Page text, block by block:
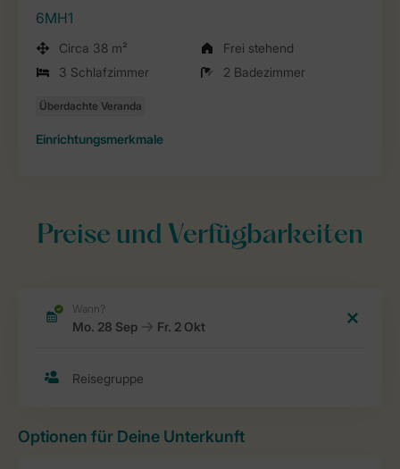
6MH1
Circa 38 m²
Frei stehend
3 Schlafzimmer
2 Badezimmer
Einrichtungsmerkmale
Preise und Verfügbarkeiten
Optionen für Deine Unterkunft